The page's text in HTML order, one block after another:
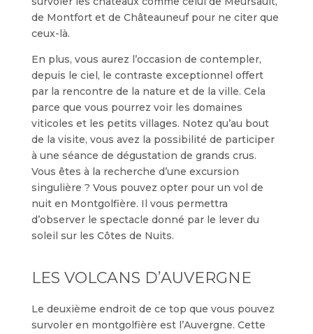
de Montfort et de Châteauneuf pour ne citer que
ceux-là.
En plus, vous aurez l’occasion de contempler,
depuis le ciel, le contraste exceptionnel offert
par la rencontre de la nature et de la ville. Cela
parce que vous pourrez voir les domaines
viticoles et les petits villages. Notez qu’au bout
de la visite, vous avez la possibilité de participer
à une séance de dégustation de grands crus.
Vous êtes à la recherche d’une excursion
singulière ? Vous pouvez opter pour un vol de
nuit en Montgolfière. Il vous permettra
d’observer le spectacle donné par le lever du
soleil sur les Côtes de Nuits.
LES VOLCANS D’AUVERGNE
Le deuxième endroit de ce top que vous pouvez
survoler en montgolfière est l’Auvergne. Cette